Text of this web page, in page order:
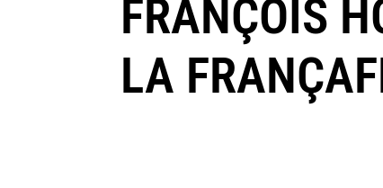
FRANÇOIS
LA